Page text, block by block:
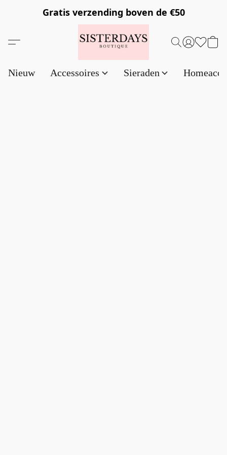
Gratis verzending boven de €50
Nieuw Accessoires Sieraden